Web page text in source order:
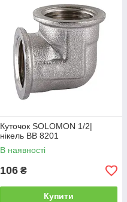
Куточок SOLOMON 1/2|
нікель ВВ 8201
В наявності
106 ₴
Купити